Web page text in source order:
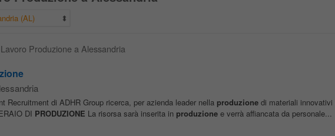
(AL)
Produzione a Alessandria
Recruitment di ADHR Group ricerca, per azienda leader nella produzionedi materiali innovativi
DI PRODUZIONE La risorsa sarà inserita in produzionee verrà affiancata da personale...